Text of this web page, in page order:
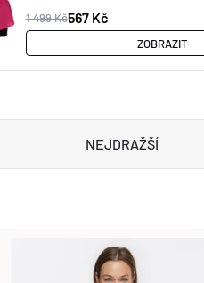
1 499 Kč567 Kč
ZOBRAZIT
NEJDRAŽŠÍ